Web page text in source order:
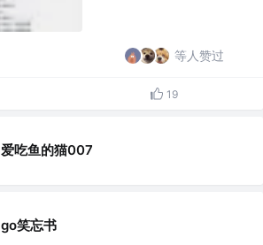
等人赞过
19
爱吃鱼的猫007
go笑忘书